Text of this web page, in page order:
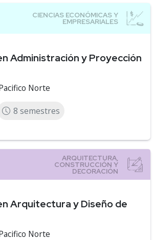
Administración y Proyección
Norte
8 semestres
Arquitectura y Diseño de
Norte